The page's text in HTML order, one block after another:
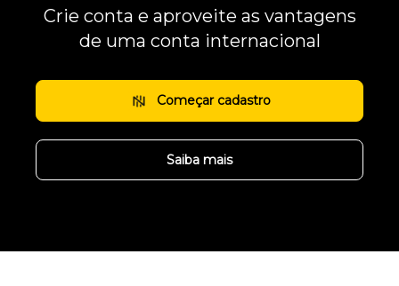
Crie conta e aproveite as vantagens
de uma conta internacional
Começar cadastro
Saiba mais